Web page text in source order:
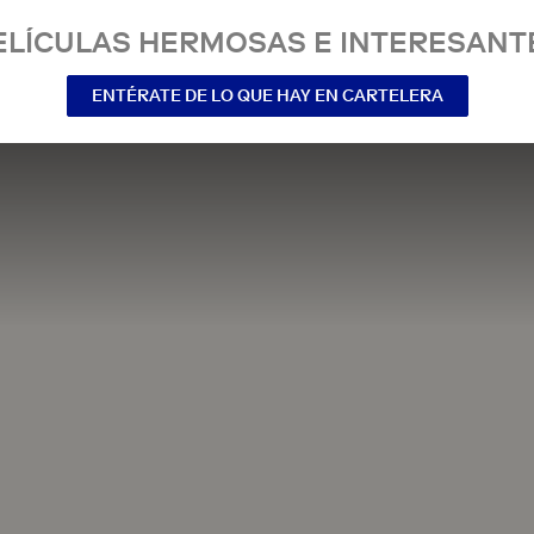
HERMOSAS E
ENTÉRATE DE LO QUE HAY EN CARTELERA